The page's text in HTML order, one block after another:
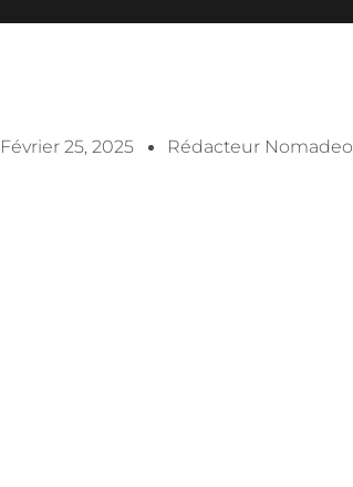
Février 25, 2025 Rédacteur Nomadeo